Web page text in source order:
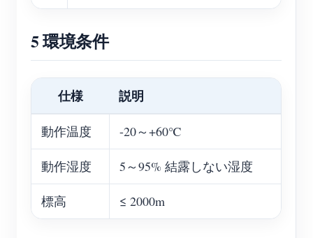
5 環境条件
仕様 説明
動作温度 -20～+60℃
動作湿度 5～95% 結露しない湿度
標高 ≤ 2000m